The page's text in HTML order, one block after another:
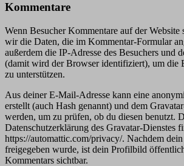
Kommentare
Wenn Besucher Kommentare auf der Website
wir die Daten, die im Kommentar-Formular
außerdem die IP-Adresse des Besuchers und
(damit wird der Browser identifiziert), um die
zu unterstützen.
Aus deiner E-Mail-Adresse kann eine
erstellt (auch Hash genannt) und dem
werden, um zu prüfen, ob du diesen benutzt.
Datenschutzerklärung des Gravatar-Dienstes
https://automattic.com/privacy/. Nachdem
freigegeben wurde, ist dein Profilbild
Kommentars sichtbar.